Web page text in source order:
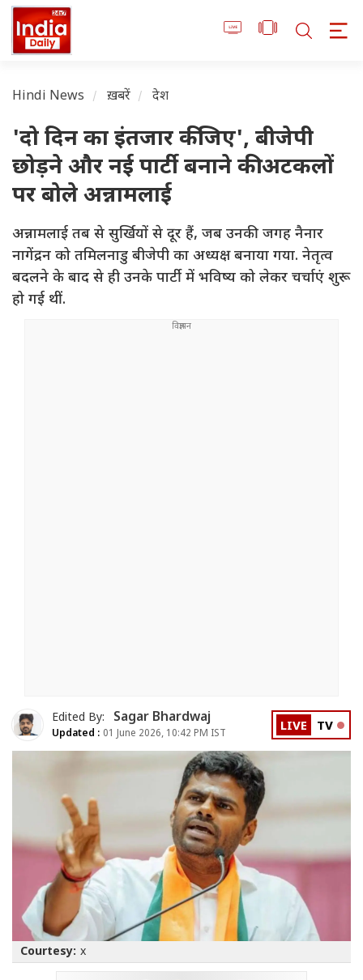
Hindi News ख़बरें देश
'दो दिन का इंतजार कीजिए', बीजेपी
छोड़ने और नई पार्टी बनाने की अटकलों
पर बोले अन्नामलाई
अन्नामलाई तब से सुर्खियों से दूर हैं, जब उनकी जगह नैनार
नागेंद्रन को तमिलनाडु बीजेपी का अध्यक्ष बनाया गया. नेतृत्व
बदलने के बाद से ही उनके पार्टी में भविष्य को लेकर चर्चाएं शुरू
हो गई थीं.
Edited By: Sagar Bhardwaj
Updated : 01 June 2026, 10:42 PM IST LIVE TV
Courtesy: x